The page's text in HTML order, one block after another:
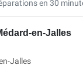
en 30
en-Jalles
Jalles